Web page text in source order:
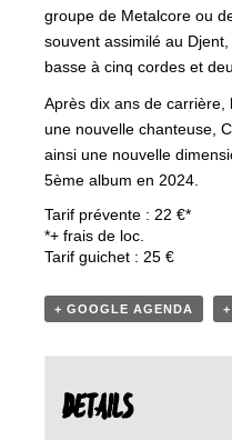
groupe de Metalcore ou
souvent assimilé au
basse à cinq cordes et
Après dix ans de
une nouvelle chanteuse,
ainsi une nouvelle
5ème album en 2024.
Tarif prévente : 22 €*
*+ frais de loc.
Tarif guichet : 25 €
+ GOOGLE AGENDA
DETAILS